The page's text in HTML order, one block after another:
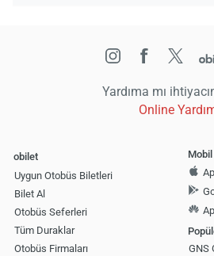
Yardıma mı
Online
obilet
Uygun Otobüs Biletleri
Bilet Al
Otobüs Seferleri
Tüm Duraklar
Otobüs Firmaları
GNS